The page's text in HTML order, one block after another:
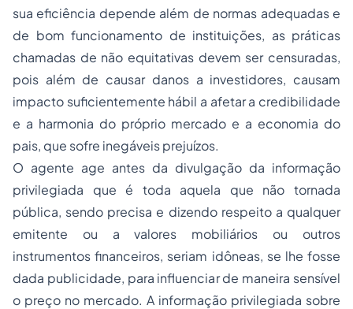
sua eficiência depende além de normas adequadas e
de bom funcionamento de instituições, as práticas
chamadas de não equitativas devem ser censuradas,
pois além de causar danos a investidores, causam
impacto suficientemente hábil a afetar a credibilidade
e a harmonia do próprio mercado e a economia do
pais, que sofre inegáveis prejuízos.
O agente age antes da divulgação da informação
privilegiada que é toda aquela que não tornada
pública, sendo precisa e dizendo respeito a qualquer
emitente ou a valores mobiliários ou outros
instrumentos financeiros, seriam idôneas, se lhe fosse
dada publicidade, para influenciar de maneira sensível
o preço no mercado. A informação privilegiada sobre